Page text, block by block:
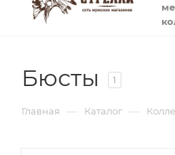
Бюсты 1
Главная — Каталог —